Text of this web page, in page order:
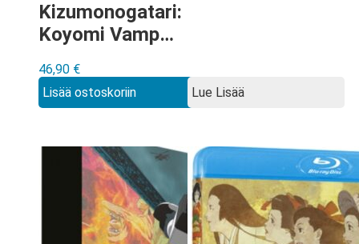
Kizumonogatari:
Koyomi Vamp
Edition Blu-ray
46,90 €
Lisää ostoskoriin
Lue Lisää